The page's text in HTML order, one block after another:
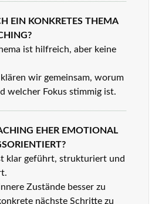
EIN KONKRETES THEMA
ist hilfreich, aber keine
klären wir gemeinsam, worum
welcher Fokus stimmig ist.
EHER EMOTIONAL
klar geführt, strukturiert und
Zustände besser zu
nächste Schritte zu